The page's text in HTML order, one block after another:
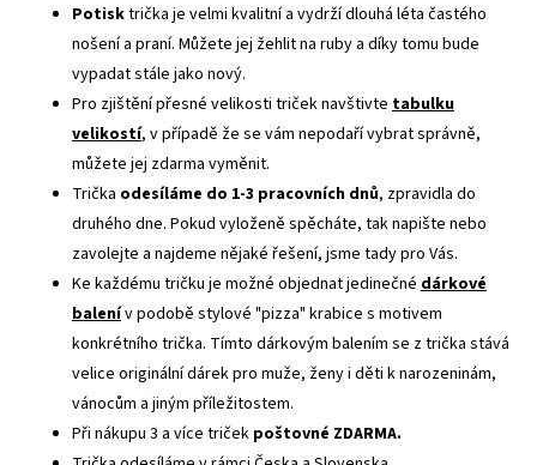
Potisktrička je velmi kvalitní a vydrží dlouhá léta častého
nošení a praní. Můžete jej žehlit na ruby a díky tomu bude
vypadat stále jako nový.
Pro zjištění přesné velikosti triček navštivte tabulku
velikostí, v případě že se vám nepodaří vybrat správně,
můžete jej zdarma vyměnit.
Trička odesíláme do 1-3 pracovních dnů, zpravidla do
druhého dne. Pokud vyloženě spěcháte, tak napište nebo
zavolejte a najdeme nějaké řešení, jsme tady pro Vás.
Ke každému tričku je možné objednat jedinečné dárkové
balenív podobě stylové "pizza" krabice s motivem
konkrétního trička. Tímto dárkovým balením se z trička stává
velice originální dárek pro muže, ženy i děti k narozeninám,
vánocům a jiným příležitostem.
Při nákupu 3 a více triček poštovné ZDARMA.